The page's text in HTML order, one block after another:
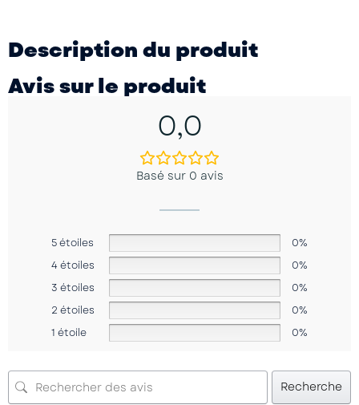
Description du produit
Avis sur le produit
0,0
Basé sur 0 avis
5 étoiles
0%
4 étoiles
0%
3 étoiles
0%
2 étoiles
0%
1 étoile
0%
Recherche